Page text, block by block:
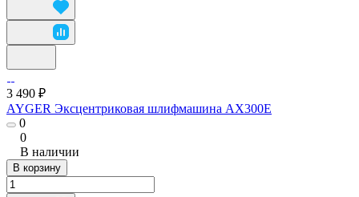
3 490 ₽
AYGER Эксцентриковая шлифмашина AX300E
0
0
В наличии
В корзину